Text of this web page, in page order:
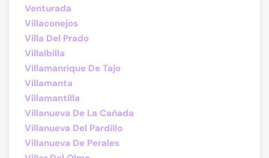
Venturada
Villaconejos
Villa Del Prado
Villalbilla
Villamanrique De Tajo
Villamanta
Villamantilla
Villanueva De La Cañada
Villanueva Del Pardillo
Villanueva De Perales